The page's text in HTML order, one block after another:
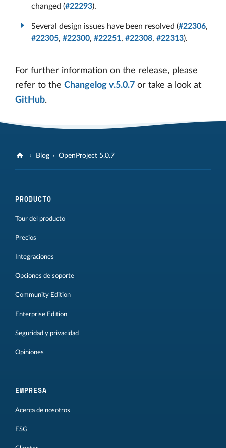
changed (#22293).
Several design issues have been resolved (#22306,
#22305, #22300, #22251, #22308, #22313).
For further information on the release, please
refer to the Changelog v.5.0.7 or take a look at
GitHub.
Blog OpenProject 5.0.7
PRODUCTO
Tour del producto
Precios
Integraciones
Opciones de soporte
Community Edition
Enterprise Edition
Seguridad y privacidad
Opiniones
EMPRESA
Acerca de nosotros
ESG